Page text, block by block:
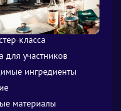
класса
для участников
ингредиенты
материалы